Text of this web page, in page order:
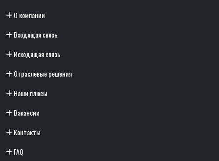
О компании
Входящая связь
Исходящая связь
Отраслевые решения
Наши плюсы
Вакансии
Контакты
FAQ